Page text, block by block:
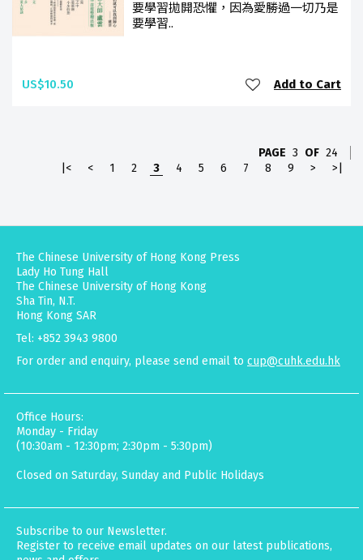
要學習拋開恐懼，因為愛勝過一切乃是
要學習..
US$10.50 Add to Cart
PAGE 3 OF 24
|<
< 1 2 3 4 5 6 7 8 9 > >|
The Chinese University of Hong Kong Press
Lady Ho Tung Hall
The Chinese University of Hong Kong
Sha Tin, N.T.
Hong Kong SAR
Tel: +852 3943 9800
For order and enquiry, please send email to cup@cuhk.edu.hk
Office Hours:
Monday - Friday
(10:30am - 12:30pm; 2:30pm - 5:30pm)
Closed on Saturday, Sunday and Public Holidays
Subscribe to our Newsletter.
Register to receive email updates on our latest publications,